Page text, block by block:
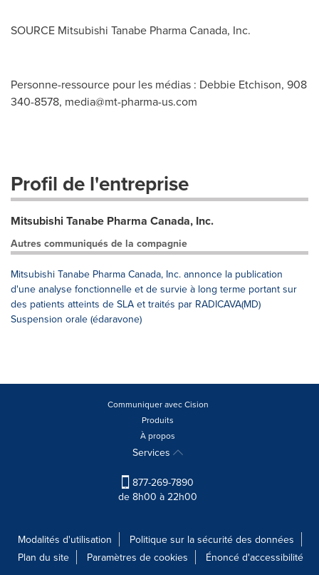
SOURCE Mitsubishi Tanabe Pharma Canada, Inc.
Personne-ressource pour les médias : Debbie Etchison, 908
340-8578, media@mt-pharma-us.com
Profil de l'entreprise
Mitsubishi Tanabe Pharma Canada, Inc.
Autres communiqués de la compagnie
Mitsubishi Tanabe Pharma Canada, Inc. annonce la publication
d'une analyse fonctionnelle et de survie à long terme portant sur
des patients atteints de SLA et traités par RADICAVA(MD)
Suspension orale (édaravone)
Communiquer avec Cision
Produits
À propos
Services
877-269-7890
de 8h00 à 22h00
Modalités d'utilisation
Politique sur la sécurité des données
Plan du site
Paramètres de cookies
Énoncé d'accessibilité